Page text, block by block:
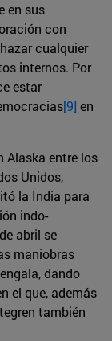
en sus
con
cualquier
internos. Por
estar
[9] en
Alaska entre los
Unidos,
la India para
indo-
abril se
maniobras
dando
el que, además
también